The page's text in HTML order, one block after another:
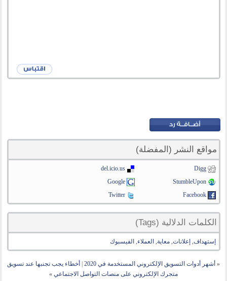
مواقع النشر (المفضلة)
Digg
del.icio.us
StumbleUpon
Google
Facebook
Twitter
الكلمات الدلالية (Tags)
إستهداف, إعلانات,معاية, العملاء, الفيسبوك
« أشهر أدوات التسويق الإلكتروني المستخدمة في 2020
أخطاء يجب تجنبها عند تسويق
متجرك الإلكتروني على منصات التواصل الاجتماعي »